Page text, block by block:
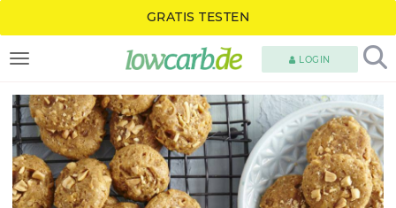
GRATIS TESTEN
TOGGLE NAVIGATION LOGIN